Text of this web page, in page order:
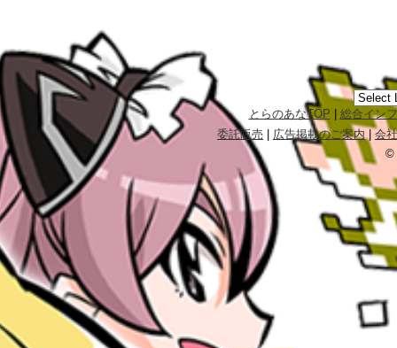
とらのあなTOP
総合イン
委託販売
広告掲載のご案内|会
©